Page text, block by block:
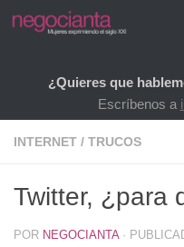
Saltar al contenido
¿Quieres que
Escríbenos a
INTERNET / TRUCOS
Twitter, ¿para
POR NEGOCIANTA ·